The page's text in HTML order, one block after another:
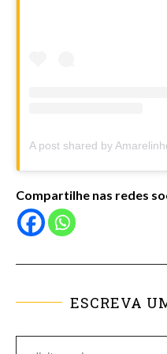
Compartilhe nas redes
ESCREVA